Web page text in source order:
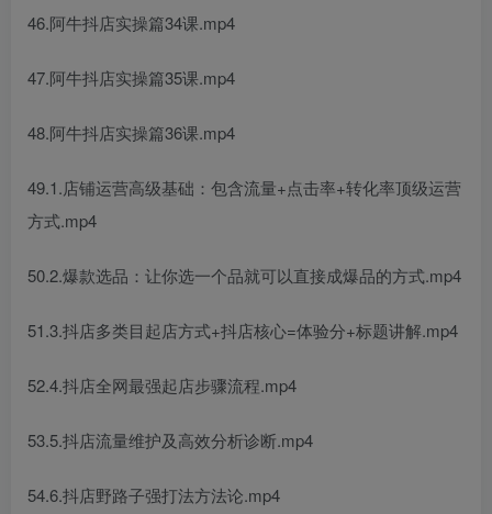
46.阿牛抖店实操篇34课.mp4
47.阿牛抖店实操篇35课.mp4
48.阿牛抖店实操篇36课.mp4
49.1.店铺运营高级基础：包含流量+点击率+转化率顶级运营
方式.mp4
50.2.爆款选品：让你选一个品就可以直接成爆品的方式.mp4
51.3.抖店多类目起店方式+抖店核心=体验分+标题讲解.mp4
52.4.抖店全网最强起店步骤流程.mp4
53.5.抖店流量维护及高效分析诊断.mp4
54.6.抖店野路子强打法方法论.mp4